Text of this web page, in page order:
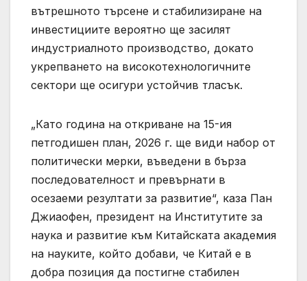
вътрешното търсене и стабилизиране на
инвестициите вероятно ще засилят
индустриалното производство, докато
укрепването на високотехнологичните
сектори ще осигури устойчив тласък.
„Като година на откриване на 15-ия
петгодишен план, 2026 г. ще види набор от
политически мерки, въведени в бърза
последователност и превърнати в
осезаеми резултати за развитие“, каза Пан
Джиаофен, президент на Институтите за
наука и развитие към Китайската академия
на науките, който добави, че Китай е в
добра позиция да постигне стабилен